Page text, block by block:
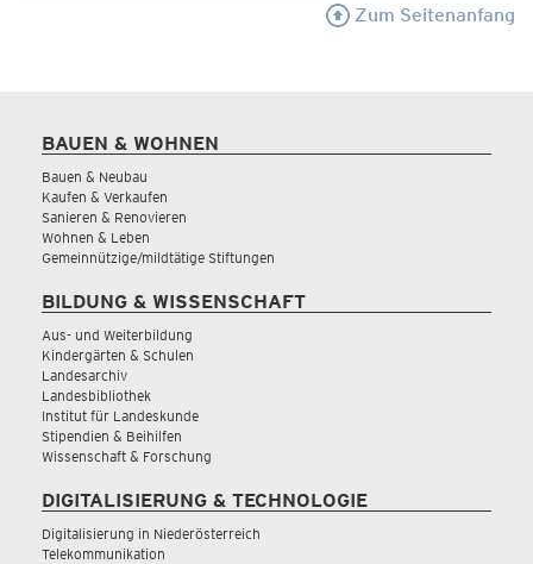
Zum Seitenanfang
BAUEN & WOHNEN
Bauen & Neubau
Kaufen & Verkaufen
Sanieren & Renovieren
Wohnen & Leben
Gemeinnützige/mildtätige Stiftungen
BILDUNG & WISSENSCHAFT
Aus- und Weiterbildung
Kindergärten & Schulen
Landesarchiv
Landesbibliothek
Institut für Landeskunde
Stipendien & Beihilfen
Wissenschaft & Forschung
DIGITALISIERUNG & TECHNOLOGIE
Digitalisierung in Niederösterreich
Telekommunikation